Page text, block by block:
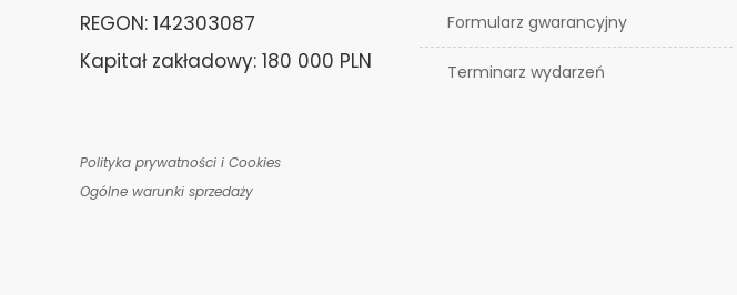
REGON: 142303087
Kapitał zakładowy: 180 000 PLN
Polityka prywatności i Cookies
Ogólne warunki sprzedaży
Formularz gwarancyjny
Terminarz wydarzeń